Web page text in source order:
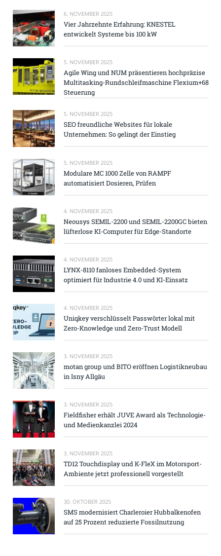
6. NOVEMBER 2025
Vier Jahrzehnte Erfahrung: KNESTEL
entwickelt Systeme bis 100 kW
5. NOVEMBER 2025
Agile Wing und NUM präsentieren hochpräzise
Multitasking-Rundschleifmaschine Flexium+68
Steuerung
5. NOVEMBER 2025
SEO freundliche Websites für lokale
Unternehmen: So gelingt der Einstieg
5. NOVEMBER 2025
Modulare MC 1000 Zelle von RAMPF
automatisiert Dosieren, Prüfen
4. NOVEMBER 2025
Neousys SEMIL-2200 und SEMIL-2200GC bieten
lüfterlose KI-Computer für Edge-Standorte
4. NOVEMBER 2025
LYNX-8110 fanloses Embedded-System
optimiert für Industrie 4.0 und KI-Einsatz
4. NOVEMBER 2025
Uniqkey verschlüsselt Passwörter lokal mit
Zero-Knowledge und Zero-Trust Modell
3. NOVEMBER 2025
motan group und BITO eröffnen Logistikneubau
in Isny Allgäu
3. NOVEMBER 2025
Fieldfisher erhält JUVE Award als Technologie-
und Medienkanzlei 2024
3. NOVEMBER 2025
TD12 Touchdisplay und K-FleX im Motorsport-
Ambiente jetzt professionell vorgestellt
30. OKTOBER 2025
SMS modernisiert Charleroier Hubbalkenofen
auf 25 Prozent reduzierte Fossilnutzung